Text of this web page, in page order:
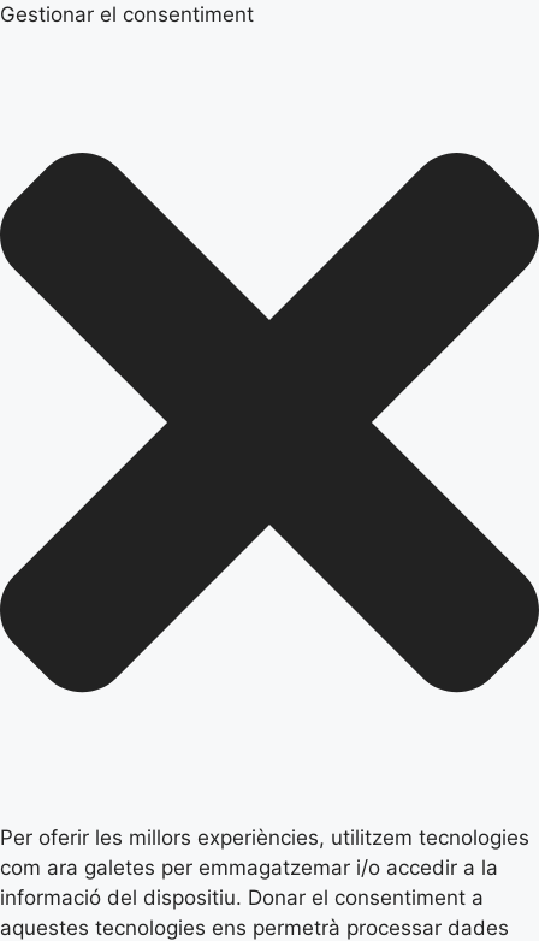
Gestionar el consentiment
Per oferir les millors experiències, utilitzem tecnologies
com ara galetes per emmagatzemar i/o accedir a la
informació del dispositiu. Donar el consentiment a
aquestes tecnologies ens permetrà processar dades